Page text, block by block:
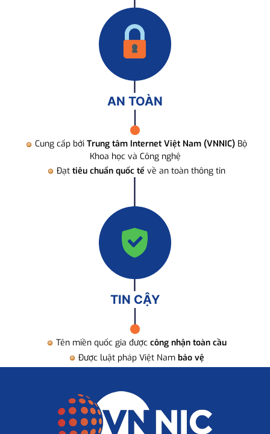
AN TOÀN
Cung cấp bởi Trung tâm Internet Việt Nam (VNNIC) Bộ
Khoa học và Công nghệ
Đạt tiêu chuẩn quốc tế về an toàn thông tin
TIN CẬY
Tên miền quốc gia được công nhận toàn cầu
Được luật pháp Việt Nam bảo vệ